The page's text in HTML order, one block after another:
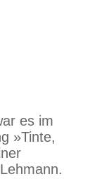
es im
»Tinte,